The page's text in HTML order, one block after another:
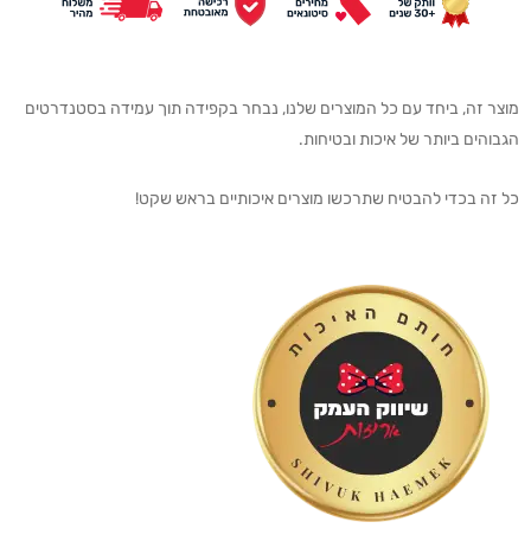
מוצר זה, ביחד עם כל המוצרים שלנו, נבחר בקפידה תוך עמידה בסטנדרטים
הגבוהים ביותר של איכות ובטיחות.
כל זה בכדי להבטיח שתרכשו מוצרים איכותיים בראש שקט!